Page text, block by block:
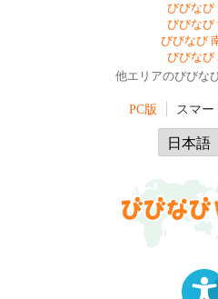
びびなび
びびなび
びびなび
びびなび
他エリアのびびな
PC版 スマ